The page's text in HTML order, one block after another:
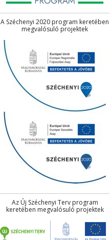
A Széchenyi 2020 program keretében
megvalósuló projektek
Az Új Széchenyi Terv program
keretében megvalósuló projektek